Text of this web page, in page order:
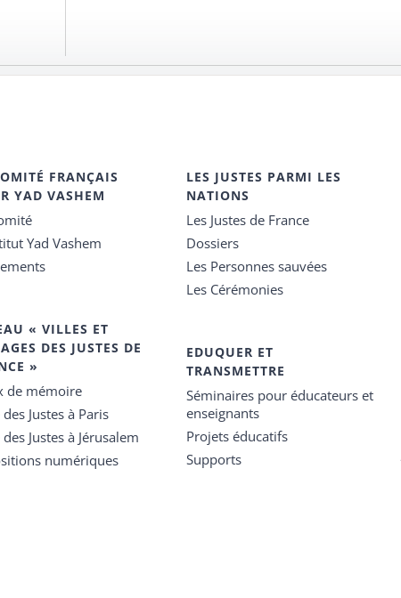
FRANÇAIS
YAD VASHEM
Yad Vashem
« VILLES ET
DES JUSTES DE
»
de mémoire
Justes à Paris
Justes à Jérusalem
numériques
LES JUSTES PARMI LES
NATIONS
Les Justes de France
Dossiers
Les Personnes sauvées
Les Cérémonies
EDUQUER ET
TRANSMETTRE
Séminaires pour éducateurs et
enseignants
Projets éducatifs
Supports